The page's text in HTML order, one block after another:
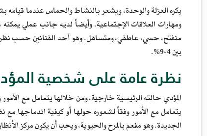
يكره العزلة والوحدة، ويشعر بالنشاط والحماس عندما قيامه
ومهارات العلاقات الإجتماعية. وأيضاً لديه جانب عملي
منفتح، حسي، عاطفي، ومتساهل. وهو أحد الفنانين حسب
بين 4-9%.
نظرة عامة على شخصية
المؤدي حالته الرئيسية خارجية، ومن خلالها يتعامل مع
يتعامل مع الأمور وفقاً لشعوره حولها أو كيفية اندماجها
الجديدة. وهو مفعم بالمرح والحيوية، ويحب أن يكون مركز